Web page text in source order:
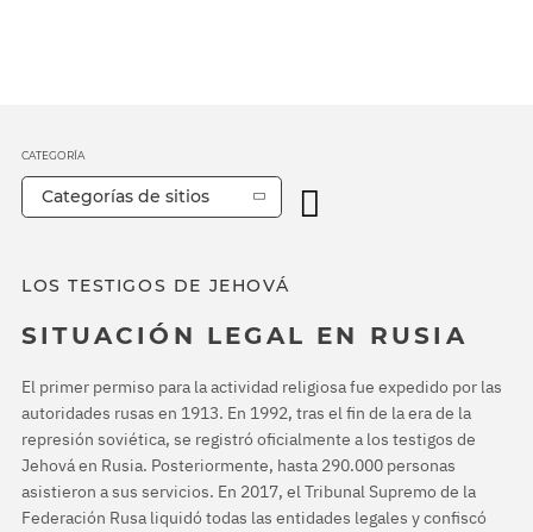
LOS TESTIGOS DE JEHOVÁ
SITUACIÓN LEGAL EN RUSIA
El primer permiso para la actividad religiosa fue expedido por las
autoridades rusas en 1913. En 1992, tras el fin de la era de la
represión soviética, se registró oficialmente a los testigos de
Jehová en Rusia. Posteriormente, hasta 290.000 personas
asistieron a sus servicios. En 2017, el Tribunal Supremo de la
Federación Rusa liquidó todas las entidades legales y confiscó
CATEGORÍA
Categorías de sitios